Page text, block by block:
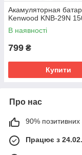
Акамуляторная
Kenwood KNB-29N
В наявності
799 ₴
Купити
Про нас
90% позитивних
Працює з